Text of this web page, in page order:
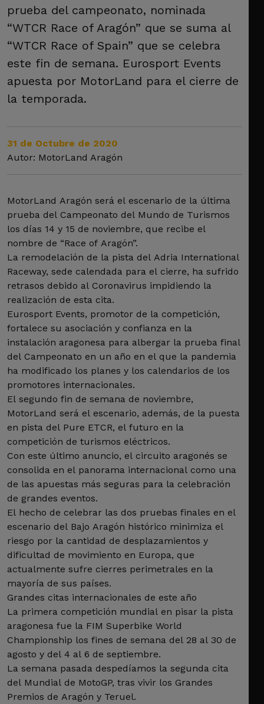
prueba del campeonato, nominada
“WTCR Race of Aragón” que se suma al
“WTCR Race of Spain” que se celebra
este fin de semana. Eurosport Events
apuesta por MotorLand para el cierre de
la temporada.
31 de Octubre de 2020
Autor: MotorLand Aragón
MotorLand Aragón será el escenario de la última
prueba del Campeonato del Mundo de Turismos
los días 14 y 15 de noviembre, que recibe el
nombre de “Race of Aragón”.
La remodelación de la pista del Adria International
Raceway, sede calendada para el cierre, ha sufrido
retrasos debido al Coronavirus impidiendo la
realización de esta cita.
Eurosport Events, promotor de la competición,
fortalece su asociación y confianza en la
instalación aragonesa para albergar la prueba final
del Campeonato en un año en el que la pandemia
ha modificado los planes y los calendarios de los
promotores internacionales.
El segundo fin de semana de noviembre,
MotorLand será el escenario, además, de la puesta
en pista del Pure ETCR, el futuro en la
competición de turismos eléctricos.
Con este último anuncio, el circuito aragonés se
consolida en el panorama internacional como una
de las apuestas más seguras para la celebración
de grandes eventos.
El hecho de celebrar las dos pruebas finales en el
escenario del Bajo Aragón histórico minimiza el
riesgo por la cantidad de desplazamientos y
dificultad de movimiento en Europa, que
actualmente sufre cierres perimetrales en la
mayoría de sus países.
Grandes citas internacionales de este año
La primera competición mundial en pisar la pista
aragonesa fue la FIM Superbike World
Championship los fines de semana del 28 al 30 de
agosto y del 4 al 6 de septiembre.
La semana pasada despedíamos la segunda cita
del Mundial de MotoGP, tras vivir los Grandes
Premios de Aragón y Teruel.